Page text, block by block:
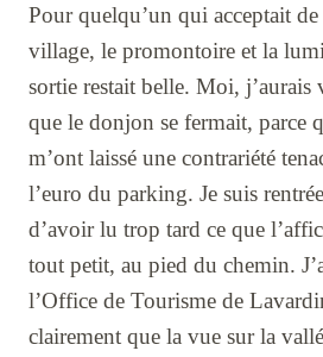
Pour quelqu’un qui acceptait
village, le promontoire et la
sortie restait belle. Moi,
que le donjon se fermait, parce
m’ont laissé une contrariété
l’euro du parking. Je suis
d’avoir lu trop tard ce que
tout petit, au pied du chemin.
l’Office de Tourisme de
clairement que la vue sur la